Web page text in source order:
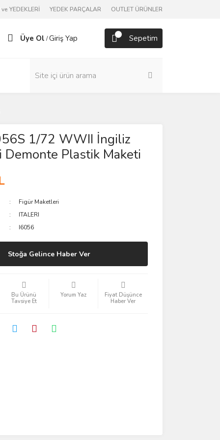
YEDEKLERİ YEDEK PARÇALAR OUTLET ÜRÜNLER
Üye Ol /Giriş Yap Sepetim
1/72 WWII İngiliz
Demonte Plastik Maketi
Figür Maketleri
ITALERI
I6056
Stoğa Gelince Haber Ver
Bu Ürünü
Tavsiye Et
Yorum Yaz
Fiyat Düşünce
Haber Ver